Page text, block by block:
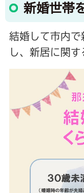
新婚世帯
結婚して市内
し、新居に関す